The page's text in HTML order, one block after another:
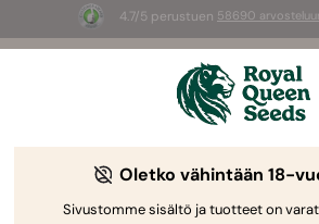
4.7/5 perustuen 58690
Summer Sales: jopa
valikoiduista tuotteista! ⏤
Luke Sumpter
Mimosa Auto -
Oletko vähintään 18-
Sivustomme sisältö ja tuotteet on